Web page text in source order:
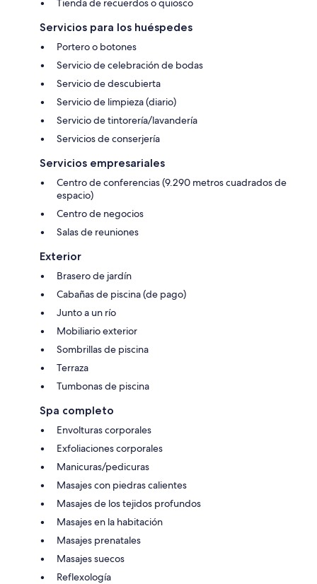
Tienda de recuerdos o quiosco
Servicios para los huéspedes
Portero o botones
Servicio de celebración de bodas
Servicio de descubierta
Servicio de limpieza (diario)
Servicio de tintorería/lavandería
Servicios de conserjería
Servicios empresariales
Centro de conferencias (9.290 metros cuadrados de
espacio)
Centro de negocios
Salas de reuniones
Exterior
Brasero de jardín
Cabañas de piscina (de pago)
Junto a un río
Mobiliario exterior
Sombrillas de piscina
Terraza
Tumbonas de piscina
Spa completo
Envolturas corporales
Exfoliaciones corporales
Manicuras/pedicuras
Masajes con piedras calientes
Masajes de los tejidos profundos
Masajes en la habitación
Masajes prenatales
Masajes suecos
Reflexología